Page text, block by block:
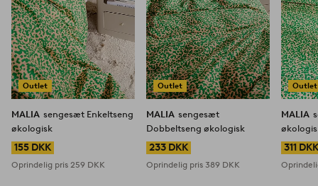
Outlet
MALIA sengesæt Enkeltseng
økologisk
155 DKK
Oprindelig pris 259 DKK
Outlet
MALIA sengesæt
Dobbeltseng økologisk
233 DKK
Oprindelig pris389 DKK
Outlet
MALIA
311